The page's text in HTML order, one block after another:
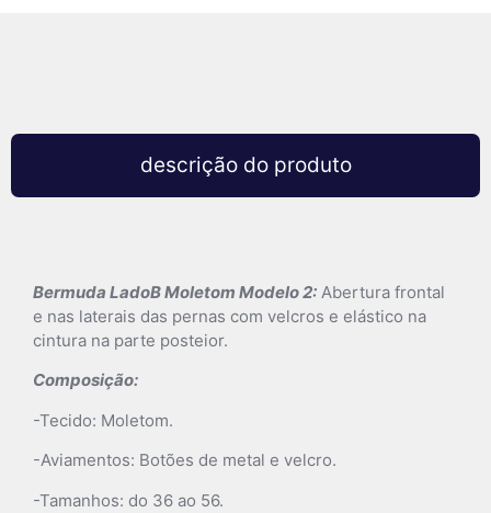
descrição do produto
Bermuda LadoB Moletom Modelo 2: Abertura frontal
e nas laterais das pernas com velcros e elástico na
cintura na parte posteior.
Composição:
-Tecido: Moletom.
-Aviamentos: Botões de metal e velcro.
-Tamanhos: do 36 ao 56.